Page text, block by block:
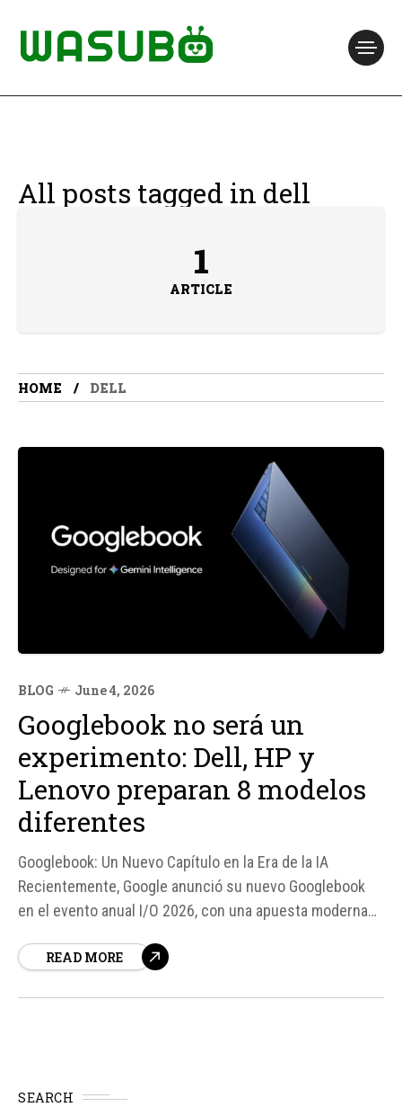
All posts tagged in dell
1
ARTICLE
HOME DELL
BLOG June 4, 2026
Googlebook no será un
experimento: Dell, HP y
Lenovo preparan 8 modelos
diferentes
Googlebook: Un Nuevo Capítulo en la Era de la IA
Recientemente, Google anunció su nuevo Googlebook
en el evento anual I/O 2026, con una apuesta moderna
embargo, quedaban incógnitas sobre el futuro de los
READ MORE
SEARCH